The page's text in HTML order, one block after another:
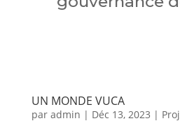
UN MONDE VUCA
par admin | Déc 13, 2023 |